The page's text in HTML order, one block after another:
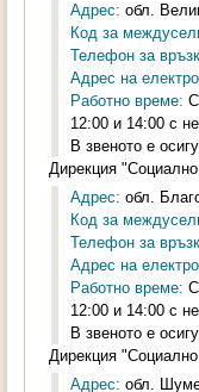
Адрес: обл.
Код за
Телефон за
Адрес на
Работно време:
12:00 и 14:00 с
В звеното е
Дирекция
Адрес: обл.
Код за
Телефон за
Адрес на
Работно време:
12:00 и 14:00 с
В звеното е
Дирекция
Адрес: обл.